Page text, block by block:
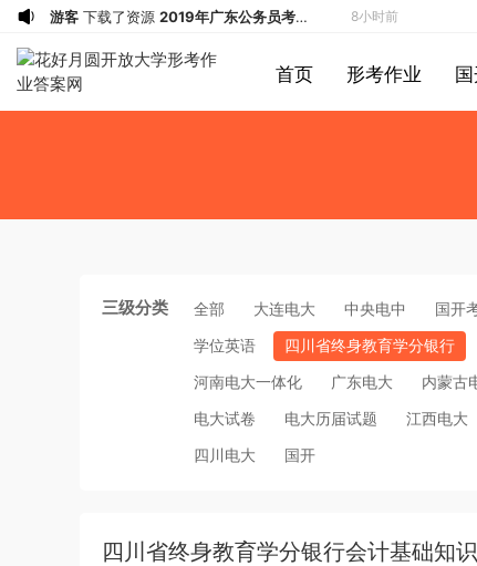
首页 形考作业
三级分类 全部 大连电大 中央电中 国开
学位英语
四川省终身教育学分银行
河南电大一体化
广东电大 内蒙古
电大试卷
电大历届试题 江西电大
四川电大
国开
四川省终身教育学分银行会计基础知
游客 下载了资源 2004年广东公务员考试
《行测》真题(下半年）答案及解析
8小时前
u*******下载了资源順著大腦來生活：
從起床到就寢，用大腦喜歡的模式，活出
創意、健康與生產力的最高生活法
u*******
順著大腦來生活：
從起床到就寢，用大腦喜歡的模式，活出
8小时前
u*******购买了资源順著大腦來生活：
8小时前
游客下载了资源2021年公务员多省联考
25分钟前
录用考试《行测》真题（公检法卷）答案
1*******登录了本站 4小时前
5小时前
2019年420联考《行
测》真题（河南县级以上）答案及解析
5小时前
投稿收入增加60块钱 6小时前
代寫國立空中大學
《行测》真题（县级）答案及解析